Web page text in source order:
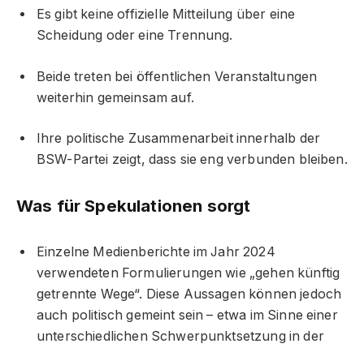
Es gibt keine offizielle Mitteilung über eine
Scheidung oder eine Trennung.
Beide treten bei öffentlichen Veranstaltungen
weiterhin gemeinsam auf.
Ihre politische Zusammenarbeit innerhalb der
BSW-Partei zeigt, dass sie eng verbunden bleiben.
Was für Spekulationen sorgt
Einzelne Medienberichte im Jahr 2024
verwendeten Formulierungen wie „gehen künftig
getrennte Wege“. Diese Aussagen können jedoch
auch politisch gemeint sein – etwa im Sinne einer
unterschiedlichen Schwerpunktsetzung in der